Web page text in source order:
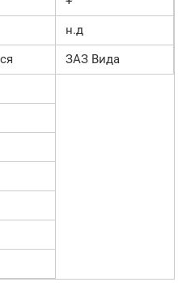
н.д
ЗАЗ Вида